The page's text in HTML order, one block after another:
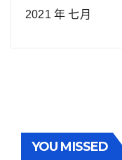
2021 年 七月
YOU MISSED